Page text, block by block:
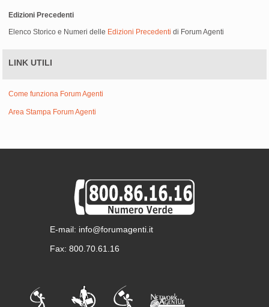
Edizioni Precedenti
Elenco Storico e Numeri delle Edizioni Precedenti di Forum Agenti
LINK UTILI
Come funziona Forum Agenti
Area Stampa Forum Agenti
E-mail: info@forumagenti.it
Fax: 800.70.61.16